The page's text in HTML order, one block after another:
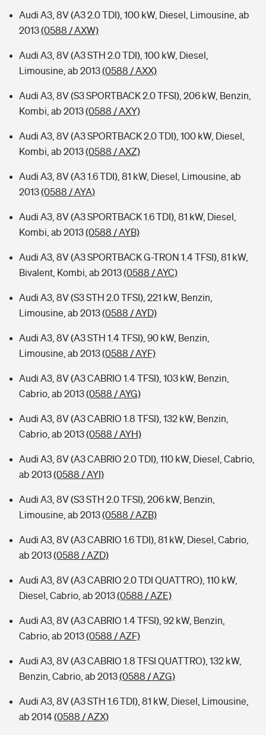
Audi A3, 8V (A3 2.0 TDI), 100 kW, Diesel, Limousine, ab
2013(0588 / AXW)
Audi A3, 8V (A3 STH 2.0 TDI), 100 kW, Diesel,
Limousine, ab 2013(0588 / AXX)
Audi A3, 8V (S3 SPORTBACK 2.0 TFSI), 206 kW, Benzin,
Kombi, ab 2013(0588 / AXY)
Audi A3, 8V (A3 SPORTBACK 2.0 TDI), 100 kW, Diesel,
Kombi, ab 2013(0588 / AXZ)
Audi A3, 8V (A3 1.6 TDI), 81 kW, Diesel, Limousine, ab
2013(0588 / AYA)
Audi A3, 8V (A3 SPORTBACK 1.6 TDI), 81 kW, Diesel,
Kombi, ab 2013(0588 / AYB)
Audi A3, 8V (A3 SPORTBACK G-TRON 1.4 TFSI), 81 kW,
Bivalent, Kombi, ab 2013(0588 / AYC)
Audi A3, 8V (S3 STH 2.0 TFSI), 221 kW, Benzin,
Limousine, ab 2013(0588 / AYD)
Audi A3, 8V (A3 STH 1.4 TFSI), 90 kW, Benzin,
Limousine, ab 2013(0588 / AYF)
Audi A3, 8V (A3 CABRIO 1.4 TFSI), 103 kW, Benzin,
Cabrio, ab 2013(0588 / AYG)
Audi A3, 8V (A3 CABRIO 1.8 TFSI), 132 kW, Benzin,
Cabrio, ab 2013(0588 / AYH)
Audi A3, 8V (A3 CABRIO 2.0 TDI), 110 kW, Diesel, Cabrio,
ab 2013(0588 / AYI)
Audi A3, 8V (S3 STH 2.0 TFSI), 206 kW, Benzin,
Limousine, ab 2013(0588 / AZB)
Audi A3, 8V (A3 CABRIO 1.6 TDI), 81 kW, Diesel, Cabrio,
ab 2013(0588 / AZD)
Audi A3, 8V (A3 CABRIO 2.0 TDI QUATTRO), 110 kW,
Diesel, Cabrio, ab 2013(0588 / AZE)
Audi A3, 8V (A3 CABRIO 1.4 TFSI), 92 kW, Benzin,
Cabrio, ab 2013(0588 / AZF)
Audi A3, 8V (A3 CABRIO 1.8 TFSI QUATTRO), 132 kW,
Benzin, Cabrio, ab 2013(0588 / AZG)
Audi A3, 8V (A3 STH 1.6 TDI), 81 kW, Diesel, Limousine,
ab 2014(0588 / AZX)